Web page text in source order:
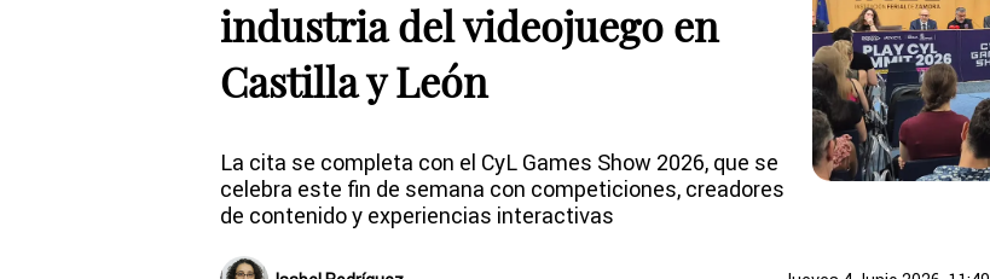
industria del videojuego en
Castilla y León
La cita se completa con el CyL Games Show 2026, que se
celebra este fin de semana con competiciones, creadores
de contenido y experiencias interactivas